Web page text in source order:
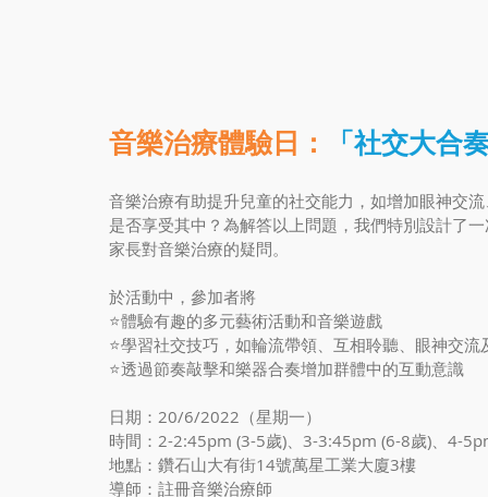
音樂治療體驗日： 「社交大合
音樂治療有助提升兒童的社交能力，如增加眼神交
是否享受其中？為解答以上問題，我們特別設計了
家長對音樂治療的疑問。
於活動中，參加者將
⭐️體驗有趣的多元藝術活動和音樂遊戲
⭐️學習社交技巧，如輪流帶領、互相聆聽、眼神交流
⭐️透過節奏敲擊和樂器合奏增加群體中的互動意識
日期：20/6/2022（星期一）
時間：2-2:45pm (3-5歲)、3-3:45pm (6-8歲)、4-
地點：鑽石山大有街14號萬星工業大廈3樓
導師：註冊音樂治療師